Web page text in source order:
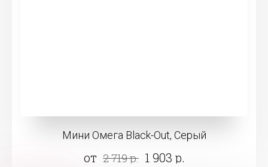
Мини Омега Black-Out, Серый
от 2 719 р. 1 903 р.